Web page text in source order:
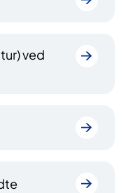
ved